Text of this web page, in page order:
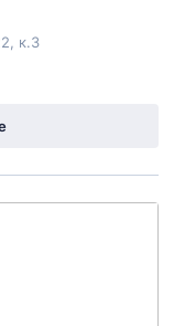
к.3